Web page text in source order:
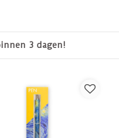
van de doos